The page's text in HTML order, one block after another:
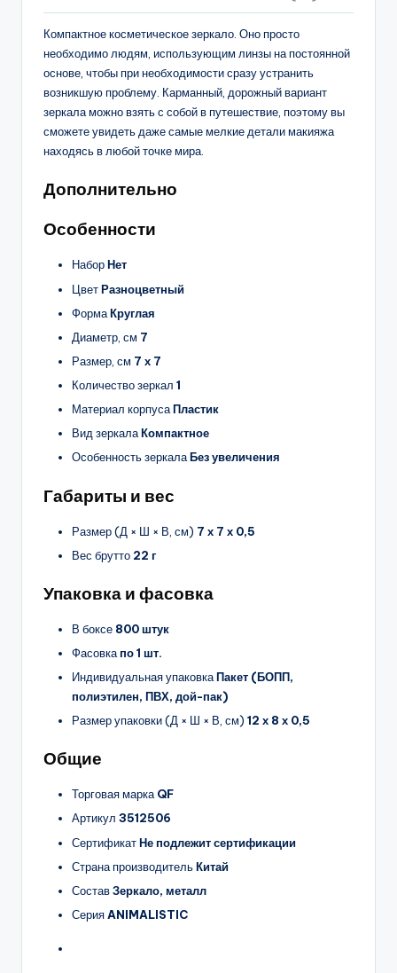
Компактное косметическое зеркало. Оно просто
необходимо людям, использующим линзы на постоянной
основе, чтобы при необходимости сразу устранить
возникшую проблему. Карманный, дорожный вариант
зеркала можно взять с собой в путешествие, поэтому вы
сможете увидеть даже самые мелкие детали макияжа
находясь в любой точке мира.
Дополнительно
Особенности
НаборНет
ЦветРазноцветный
ФормаКруглая
Диаметр, см 7
Размер, см 7 х 7
Количество зеркал 1
Материал корпусаПластик
Вид зеркалаКомпактное
Особенность зеркалаБез увеличения
Габариты и вес
Размер (Д × Ш × В, см) 7 х 7 х 0,5
Вес брутто 22 г
Упаковка и фасовка
В боксе 800 штук
Фасовкапо 1 шт.
Индивидуальная упаковкаПакет (БОПП,
полиэтилен, ПВХ, дой-пак)
Размер упаковки (Д × Ш × В, см) 12 х 8 х 0,5
Общие
Торговая маркаQF
Артикул 3512506
СертификатНе подлежит сертификации
Страна производительКитай
СоставЗеркало, металл
СерияANIMALISTIC